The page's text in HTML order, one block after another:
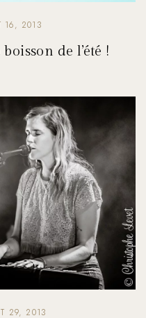
16, 2013
de l’été !
29, 2013